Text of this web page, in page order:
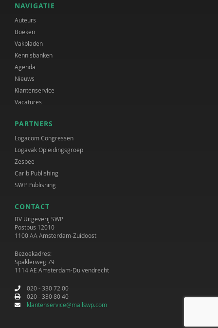
NAVIGATIE
Auteurs
Boeken
Vakbladen
Kennisbanken
Agenda
Nieuws
Klantenservice
Vacatures
PARTNERS
Logacom Congressen
Logavak Opleidingsgroep
Zesbee
Carib Publishing
SWP Publishing
CONTACT
BV Uitgeverij SWP
Postbus 12010
1100 AA Amsterdam-Zuidoost
Bezoekadres:
Spaklerweg 79
1114 AE Amsterdam-Duivendrecht
020 - 330 72 00
020 - 330 80 40
klantenservice@mailswp.com